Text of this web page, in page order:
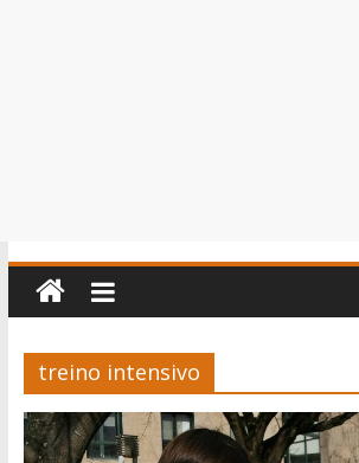
treino intensivo